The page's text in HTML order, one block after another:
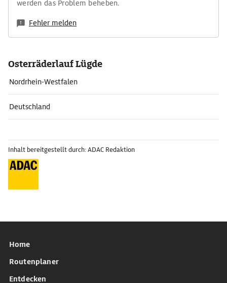
werden das Problem beheben.
Fehler melden
Osterräderlauf Lügde
Nordrhein-Westfalen
Deutschland
Inhalt bereitgestellt durch: ADAC Redaktion
Home
Routenplaner
Entdecken